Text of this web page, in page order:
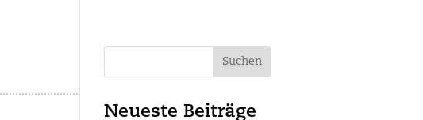
Neueste Beiträge